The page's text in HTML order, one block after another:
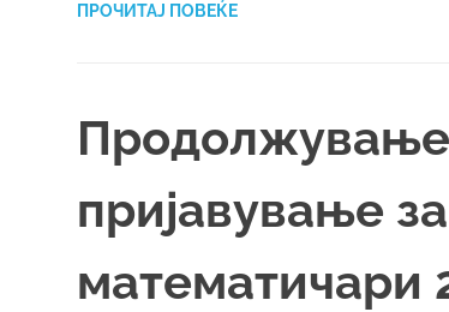
ПРОЧИТАЈ ПОВЕЌЕ
Продолжување
пријавување
математичари